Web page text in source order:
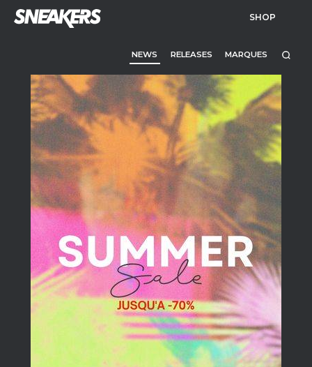
SHOP
NEWS RELEASES MARQUES